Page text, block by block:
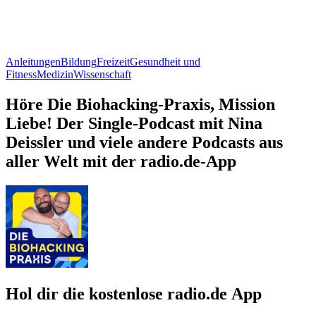
AnleitungenBildungFreizeitGesundheit und
FitnessMedizinWissenschaft
Höre Die Biohacking-Praxis, Mission
Liebe! Der Single-Podcast mit Nina
Deissler und viele andere Podcasts aus
aller Welt mit der radio.de-App
Hol dir die kostenlose radio.de App